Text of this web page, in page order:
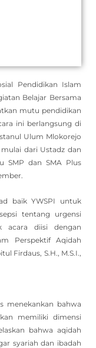
Pendidikan Islam
Belajar Bersama
mutu pendidikan
ini berlangsung di
Ulum Mlokorejo
dari Ustadz dan
SMP dan SMA Plus
baik YWSPI untuk
tentang urgensi
acara diisi dengan
Perspektif Aqidah
Firdaus, S.H., M.S.I.,
menekankan bahwa
memiliki dimensi
bahwa aqidah
syariah dan ibadah